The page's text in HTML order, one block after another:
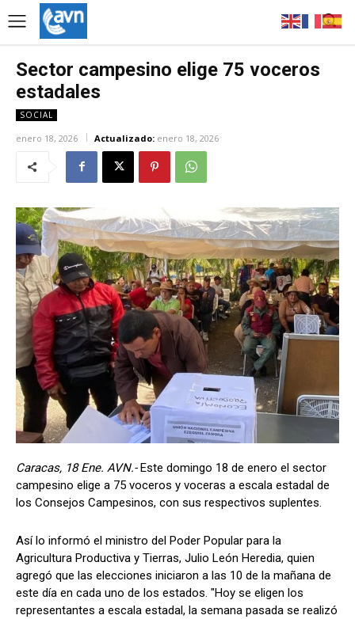
Sector campesino elige 75 voceros
estadales
SOCIAL
enero 18, 2026 Actualizado: enero 18, 2026
Caracas, 18 Ene. AVN.-Este domingo 18 de enero el sector
campesino elige a 75 voceros y voceras a escala estadal de
los Consejos Campesinos, con sus respectivos suplentes.
Así lo informó el ministro del Poder Popular para la
Agricultura Productiva y Tierras, Julio León Heredia, quien
agregó que las elecciones iniciaron a las 10 de la mañana de
este día en cada uno de los estados. "Hoy se eligen los
representantes a escala estadal, la semana pasada se realizó